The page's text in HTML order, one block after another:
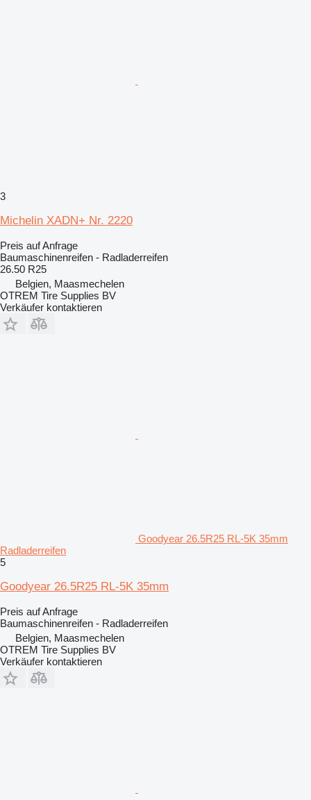
3
Michelin XADN+ Nr. 2220
Preis auf Anfrage
Baumaschinenreifen - Radladerreifen
26.50 R25
Belgien, Maasmechelen
OTREM Tire Supplies BV
Verkäufer kontaktieren
Goodyear 26.5R25 RL-5K 35mm
Radladerreifen
5
Goodyear 26.5R25 RL-5K 35mm
Preis auf Anfrage
Baumaschinenreifen - Radladerreifen
Belgien, Maasmechelen
OTREM Tire Supplies BV
Verkäufer kontaktieren